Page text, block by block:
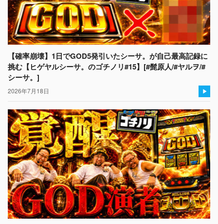
【確率崩壊】1日でGOD5発引いたシーサ。が自己最高記録に
挑む【ヒゲヤルシーサ。のゴチノリ#15】[#髭原人/#ヤルヲ/#
シーサ。]
2026年7月18日